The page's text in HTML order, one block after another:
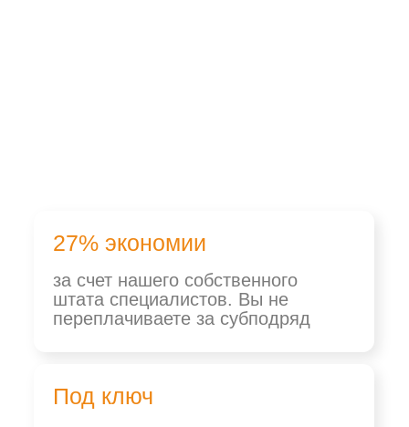
от индивидуального проекта
до изготовления и монтажа
Под ключ
и отделки лоджий и балконов